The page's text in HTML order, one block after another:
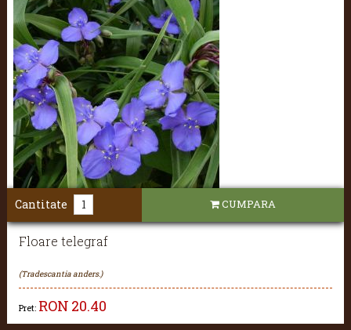
Floare telegraf
(Tradescantia anders.)
Pret: RON 20.40
Cantitate CUMPARA